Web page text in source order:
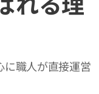
職人が直接運営